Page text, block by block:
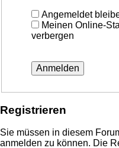
Angemeldet
Meinen Online-
verbergen
Registrieren
Sie müssen in diesem
anmelden zu können. Die